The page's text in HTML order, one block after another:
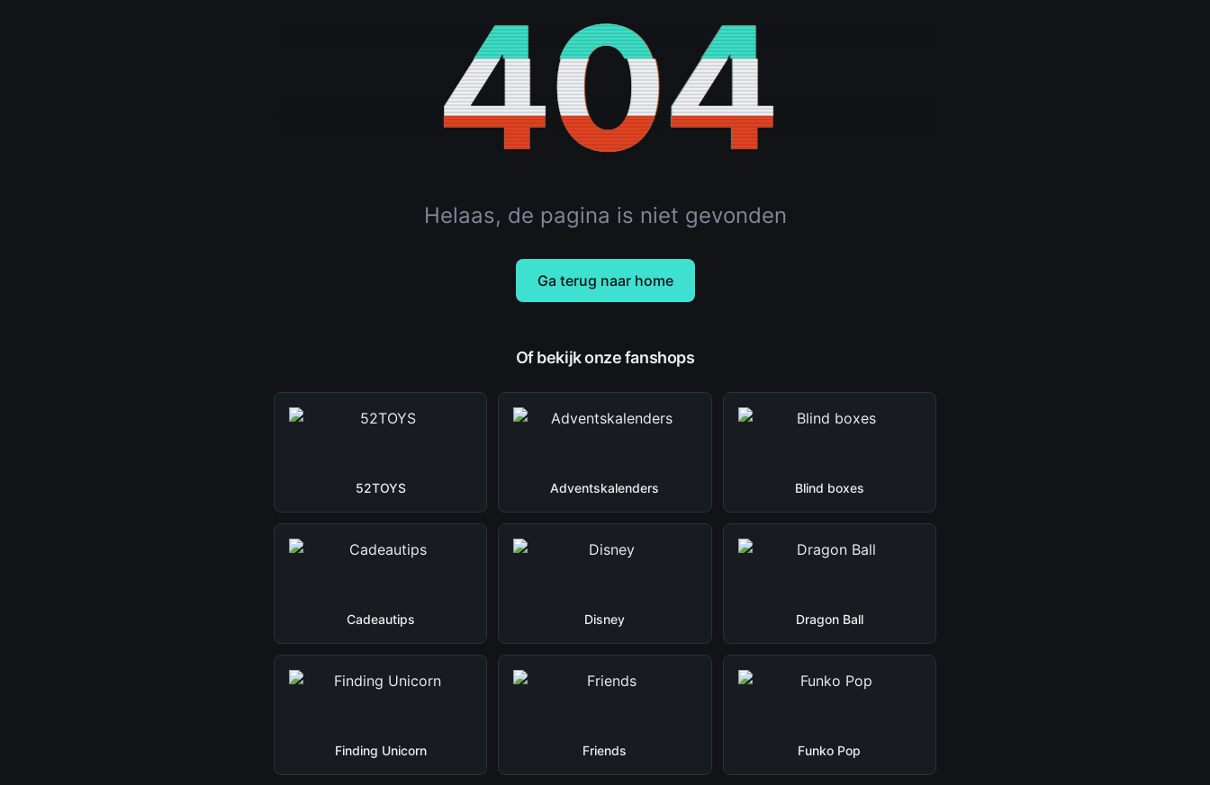
404
Helaas, de pagina is niet gevonden
Ga terug naar home
Of bekijk onze fanshops
52TOYS Adventskalenders Blind boxes
Cadeautips Disney Dragon Ball
Finding Unicorn Friends Funko Pop